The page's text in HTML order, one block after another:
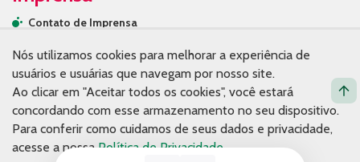
Contato de Imprensa
Na mídia
Contato
Nós utilizamos cookies para melhorar a experiência de
usuários e usuárias que navegam por nosso site.
Ao clicar em "Aceitar todos os cookies", você estará
concordando com esse armazenamento no seu dispositivo.
Para conferir como cuidamos de seus dados e privacidade,
acesse a nossaPolítica de Privacidade.